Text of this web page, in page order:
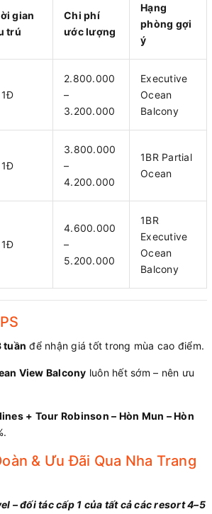
gian
trú
Chi phí
ước lượng
Hạng
phòng gợi
ý
2.800.000
–
3.200.000
Executive
Ocean
Balcony
3.800.000
–
4.200.000
1BR Partial
Ocean
4.600.000
–
5.200.000
1BR
Executive
Ocean
Balcony
tuần để nhận giá tốt trong mùa cao điểm.
View Balcony luôn hết sớm – nên ưu
+ Tour Robinson – Hòn Mun – Hòn
& Ưu Đãi Qua Nha Trang
– đối tác cấp 1 của tất cả các resort 4–5